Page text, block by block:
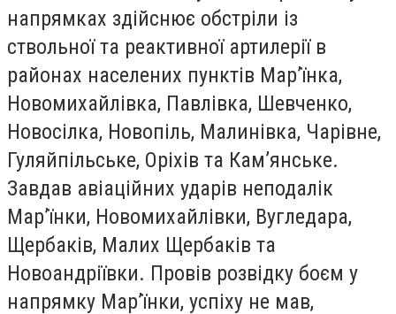
напрямках здійснює обстріли із
ствольної та реактивної артилерії в
районах населених пунктів Мар’їнка,
Новомихайлівка, Павлівка, Шевченко,
Новосілка, Новопіль, Малинівка, Чарівне,
Гуляйпільське, Оріхів та Кам’янське.
Завдав авіаційних ударів неподалік
Мар’їнки, Новомихайлівки, Вугледара,
Щербаків, Малих Щербаків та
Новоандріївки. Провів розвідку боєм у
напрямку Мар’їнки, успіху не мав,